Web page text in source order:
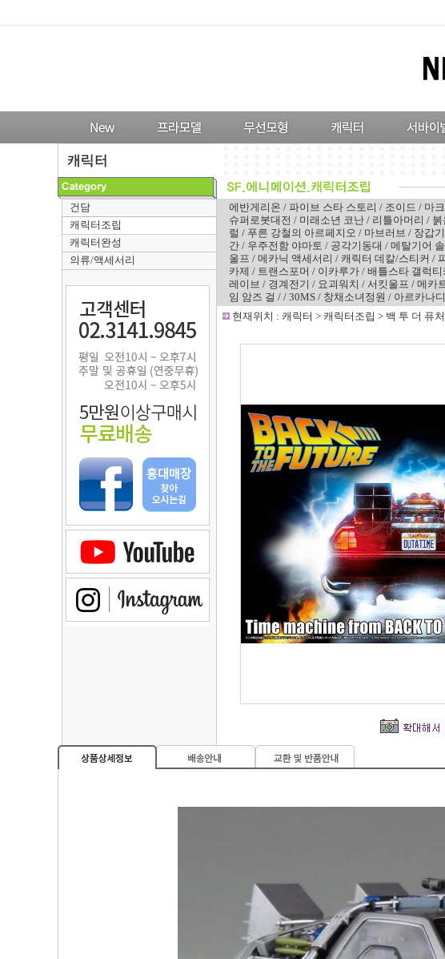
건담
캐릭터조립
캐릭터완성
의류/액세서리
에반게리온 / 파이브 스타 스토리 / 조이드 / 마
슈퍼로봇대전 / 미래소년 코난 / 리틀아머리 / 붉
럴 / 푸른 강철의 아르페지오 / 마브러브 / 장갑
간 / 우주전함 야마토 / 공각기동대 / 메탈기어
울프 / 메카닉 액세서리 / 캐릭터 데칼/스티커 /
카제 / 트랜스포머 / 이카루가 / 배틀스타 갤럭티
레이브 / 경계전기 / 요괴워치 / 서킷울프 / 메카
임 암즈 걸 / / 30MS / 창채소녀정원 / 아르카나
현재위치 : 캐릭터 > 캐릭터조립 > 백 투 더 퓨처